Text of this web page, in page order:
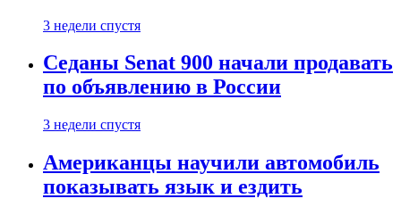
3 недели спустя
Седаны Senat 900 начали продавать
по объявлению в России
3 недели спустя
Американцы научили автомобиль
показывать язык и ездить